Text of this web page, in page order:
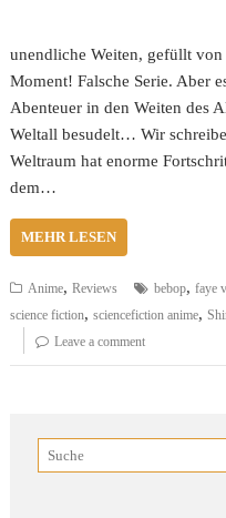
unendliche Weiten, gefüllt
Moment! Falsche Serie. Aber
Abenteuer in den Weiten des
Weltall besudelt… Wir
Weltraum hat enorme
dem…
MEHR LESEN
Anime,Reviews bebop,faye
science fiction,sciencefiction anime,
Leave a comment